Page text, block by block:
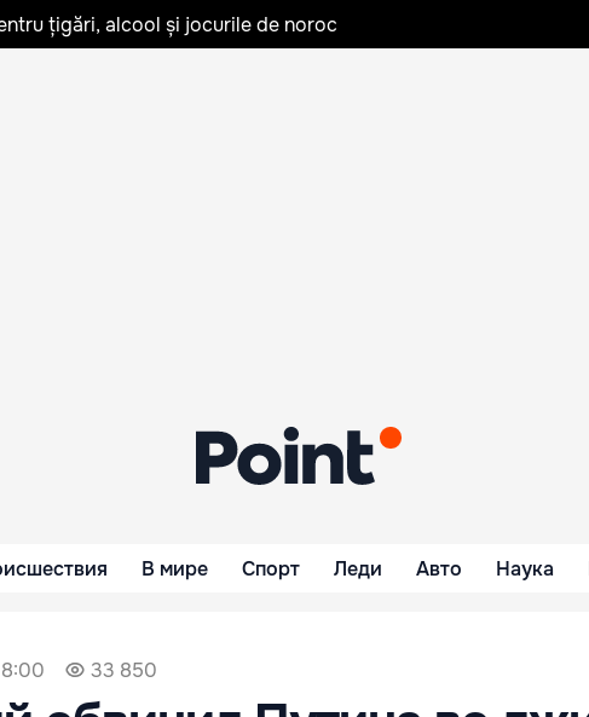
țigări, alcool și jocurile de noroc
В мире Спорт Леди Авто Наука
33 850